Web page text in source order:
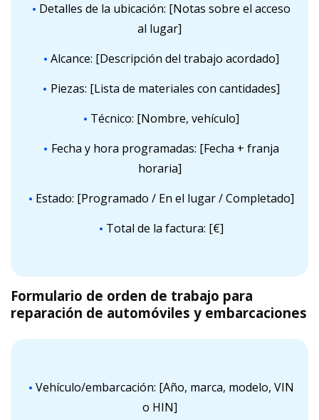
Detalles de la ubicación: [Notas sobre el acceso
al lugar]
Alcance: [Descripción del trabajo acordado]
Piezas: [Lista de materiales con cantidades]
Técnico: [Nombre, vehículo]
Fecha y hora programadas: [Fecha + franja
horaria]
Estado: [Programado / En el lugar / Completado]
Total de la factura: [€]
Formulario de orden de trabajo para
reparación de automóviles y embarcaciones
Vehículo/embarcación: [Año, marca, modelo, VIN
o HIN]